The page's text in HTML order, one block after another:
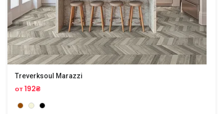
Treverksoul Marazzi
от 192₴